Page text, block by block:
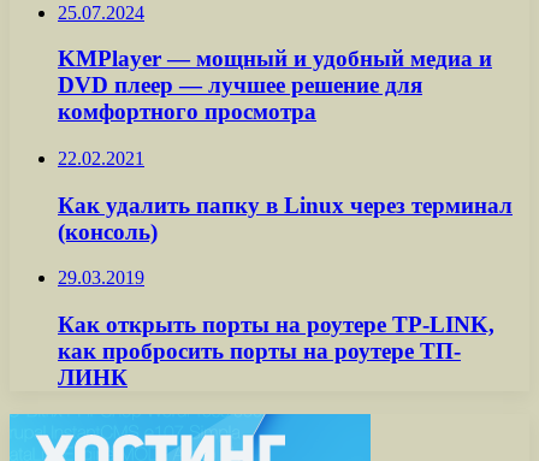
25.07.2024
KMPlayer — мощный и удобный медиа и
DVD плеер — лучшее решение для
комфортного просмотра
22.02.2021
Как удалить папку в Linux через терминал
(консоль)
29.03.2019
Как открыть порты на роутере TP-LINK,
как пробросить порты на роутере ТП-
ЛИНК